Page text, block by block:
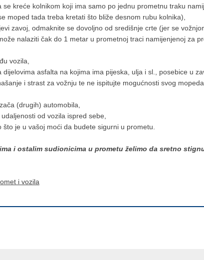
se kreće kolnikom koji ima samo po jednu prometnu traku
moped tada treba kretati što bliže desnom rubu kolnika),
zavoj, odmaknite se dovoljno od središnje crte (jer se
nalaziti čak do 1 metar u prometnoj traci namijenjenoj za
vozila,
dijelovima asfalta na kojima ima pijeska, ulja i sl., posebice u
i strast za vožnju te ne ispitujte mogućnosti svog
(drugih) automobila,
od vozila ispred sebe,
što je u vašoj moći da budete sigurni u prometu.
i ostalim sudionicima u prometu želimo da sretno
i vozila